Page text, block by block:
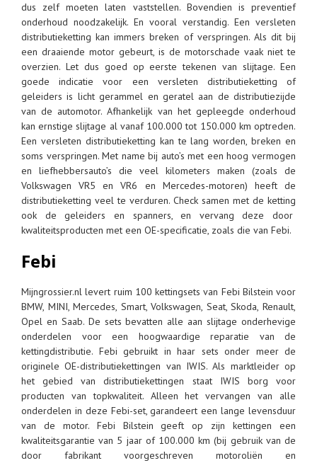
dus zelf moeten laten vaststellen. Bovendien is preventief
onderhoud noodzakelijk. En vooral verstandig. Een versleten
distributieketting kan immers breken of verspringen. Als dit bij
een draaiende motor gebeurt, is de motorschade vaak niet te
overzien. Let dus goed op eerste tekenen van slijtage. Een
goede indicatie voor een versleten distributieketting of
geleiders is licht gerammel en geratel aan de distributiezijde
van de automotor. Afhankelijk van het gepleegde onderhoud
kan ernstige slijtage al vanaf 100.000 tot 150.000 km optreden.
Een versleten distributieketting kan te lang worden, breken en
soms verspringen. Met name bij auto’s met een hoog vermogen
en liefhebbersauto’s die veel kilometers maken (zoals de
Volkswagen VR5 en VR6 en Mercedes-motoren) heeft de
distributieketting veel te verduren. Check samen met de ketting
ook de geleiders en spanners, en vervang deze door
kwaliteitsproducten met een OE-specificatie, zoals die van Febi.
Febi
Mijngrossier.nl levert ruim 100 kettingsets van Febi Bilstein voor
BMW, MINI, Mercedes, Smart, Volkswagen, Seat, Skoda, Renault,
Opel en Saab. De sets bevatten alle aan slijtage onderhevige
onderdelen voor een hoogwaardige reparatie van de
kettingdistributie. Febi gebruikt in haar sets onder meer de
originele OE-distributiekettingen van IWIS. Als marktleider op
het gebied van distributiekettingen staat IWIS borg voor
producten van topkwaliteit. Alleen het vervangen van alle
onderdelen in deze Febi-set, garandeert een lange levensduur
van de motor. Febi Bilstein geeft op zijn kettingen een
kwaliteitsgarantie van 5 jaar of 100.000 km (bij gebruik van de
door fabrikant voorgeschreven motoroliën en